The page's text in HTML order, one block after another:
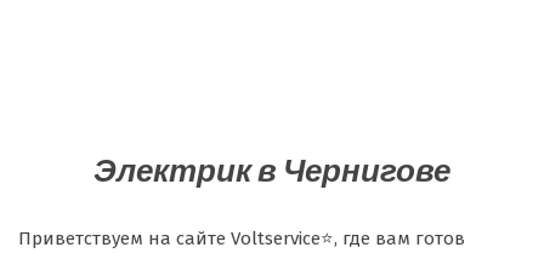
Электрик в Чернигове
Приветствуем на сайте Voltservice⭐, где вам готов